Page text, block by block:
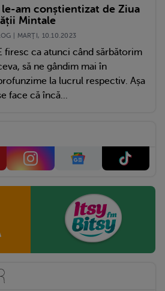
am conștientizat de Ziua
Mintale
| MARŢI, 10.10.2023
firesc ca atunci când sărbătorim
să ne gândim mai în
la lucrul respectiv. Așa
face că încă...